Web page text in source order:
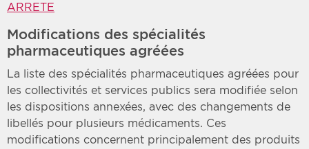
ARRETE
Modifications des spécialités
pharmaceutiques agréées
La liste des spécialités pharmaceutiques agréées pour
les collectivités et services publics sera modifiée selon
les dispositions annexées, avec des changements de
libellés pour plusieurs médicaments. Ces
modifications concernent principalement des produits